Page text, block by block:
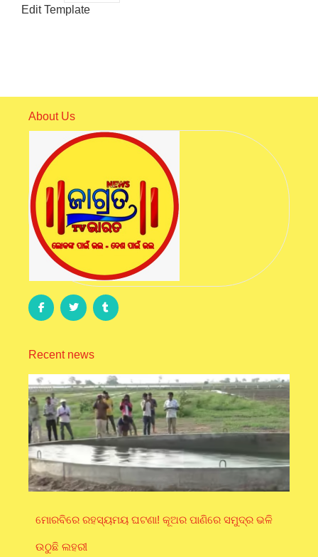
Edit Template
About Us
Recent news
ମୋରବିରେ ରହସ୍ୟମୟ ଘଟଣା! କୂଅର ପାଣିରେ ସମୁଦ୍ର ଭଳି
ଉଠୁଛି ଲହରୀ